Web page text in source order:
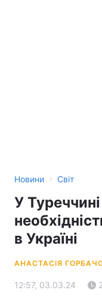
Новини › Світ
У
в Україні
АНАСТАСІЯ
12:57, 03.03.24